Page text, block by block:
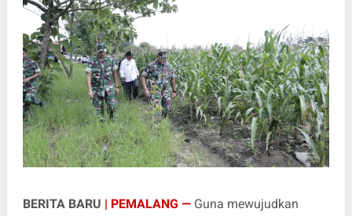
BERITA BARU | PEMALANG — Guna mewujudkan